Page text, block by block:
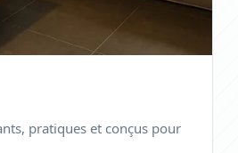
pratiques et conçus pour